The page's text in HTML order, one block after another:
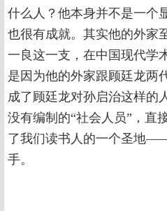
什么人？他本身并不是一个
也很有成就。其实他的外家
一良这一支，在中国现代学
是因为他的外家跟顾廷龙两
成了顾廷龙对孙启治这样的
没有编制的“社会人员”，直
了我们读书人的一个圣地
手。